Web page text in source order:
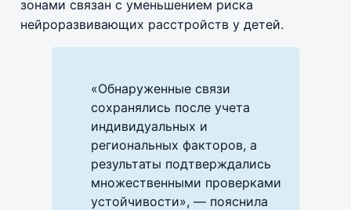
зонами связан с уменьшением риска
нейроразвивающих расстройств у детей.
«Обнаруженные связи
сохранялись после учета
индивидуальных и
региональных факторов, а
результаты подтверждались
множественными проверками
устойчивости», — пояснила